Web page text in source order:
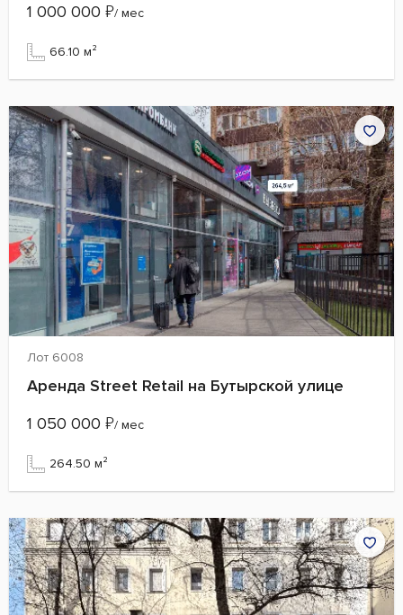
1 000 000 ₽/ мес
66.10 м²
Лот 6008
Аренда Street Retail на Бутырской улице
1 050 000 ₽/ мес
264.50 м²